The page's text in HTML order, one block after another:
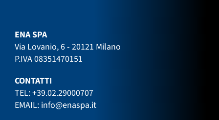
ENA SPA
Via Lovanio, 6 - 20121 Milano
P.IVA 08351470151
CONTATTI
TEL:+39.02.29000707
EMAIL: info@enaspa.it